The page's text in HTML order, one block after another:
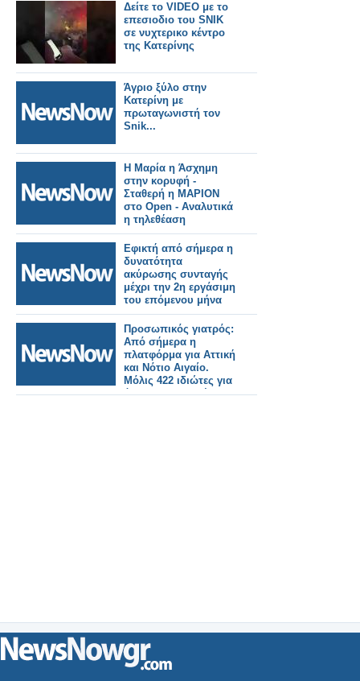
Δείτε το VIDEO με το
επεσιοδιο του SNIK
σε νυχτερικο κέντρο
της Κατερίνης
Άγριο ξύλο στην
Κατερίνη με
πρωταγωνιστή τον
Snik...
Η Μαρία η Άσχημη
στην κορυφή -
Σταθερή η ΜΑΡΙΟΝ
στο Open - Αναλυτικά
η τηλεθέαση
(31/8/2022)
Εφικτή από σήμερα η
δυνατότητα
ακύρωσης συνταγής
μέχρι την 2η εργάσιμη
του επόμενου μήνα
Προσωπικός γιατρός:
Από σήμερα η
πλατφόρμα για Αττική
και Νότιο Αιγαίο.
Μόλις 422 ιδιώτες για
όλο το λεκανοπέδιο